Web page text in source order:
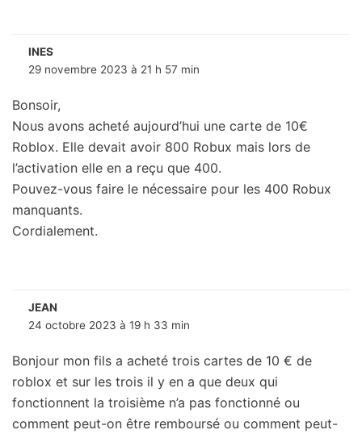
INES
29 novembre 2023 à 21 h 57 min
Bonsoir,
Nous avons acheté aujourd’hui une carte de 10€
Roblox. Elle devait avoir 800 Robux mais lors de
l’activation elle en a reçu que 400.
Pouvez-vous faire le nécessaire pour les 400 Robux
manquants.
Cordialement.
JEAN
24 octobre 2023 à 19 h 33 min
Bonjour mon fils a acheté trois cartes de 10 € de
roblox et sur les trois il y en a que deux qui
fonctionnent la troisième n’a pas fonctionné ou
comment peut-on être remboursé ou comment peut-